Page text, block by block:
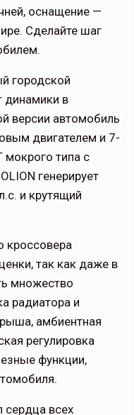
оснащение —
Сделайте шаг
городской
динамики в
версии автомобиль
двигателем и 7-
мокрого типа с
генерирует
и крутящий
кроссовера
так как даже в
множество
радиатора и
амбиентная
регулировка
функции,
сердца всех